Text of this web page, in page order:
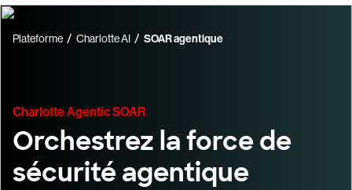
Plateforme Charlotte AI SOAR agentique
Charlotte Agentic SOAR
Orchestrez la force de
sécurité agentique